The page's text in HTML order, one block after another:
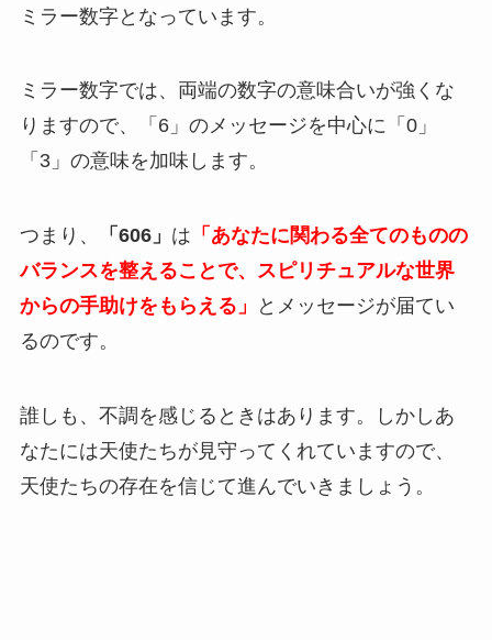
ミラー数字となっています。
ミラー数字では、両端の数字の意味合いが強くな
りますので、「6」のメッセージを中心に「0」
「3」の意味を加味します。
つまり、 「606」 は 「あなたに関わる全てのものの
バランスを整えることで、スピリチュアルな世界
からの手助けをもらえる」
とメッセージが届てい
るのです。
誰しも、不調を感じるときはあります。しかしあ
なたには天使たちが見守ってくれていますので、
天使たちの存在を信じて進んでいきましょう。